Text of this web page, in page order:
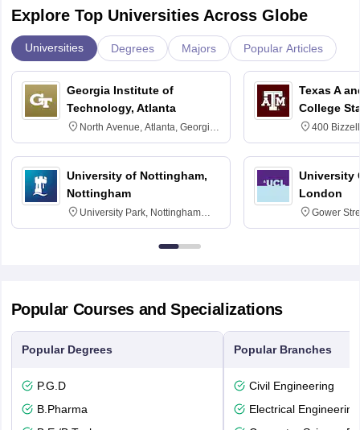
Explore Top Universities Across Globe
Universities Degrees Majors Popular Articles
Georgia Institute of
Technology, Atlanta
North Avenue, Atlanta, Georgia
30332
University of Nottingham,
Nottingham
University Park, Nottingham
NG7 2RD
Texas A
College
400
Texas
University
London
Gower
6BT
Popular Courses and Specializations
Popular Degrees
P.G.D
B.Pharma
Popular Branches
Civil Engineering
Electrical Engineering